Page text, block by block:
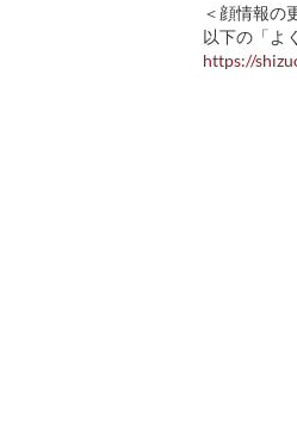
＜顔情報の
以下の「よ
https://